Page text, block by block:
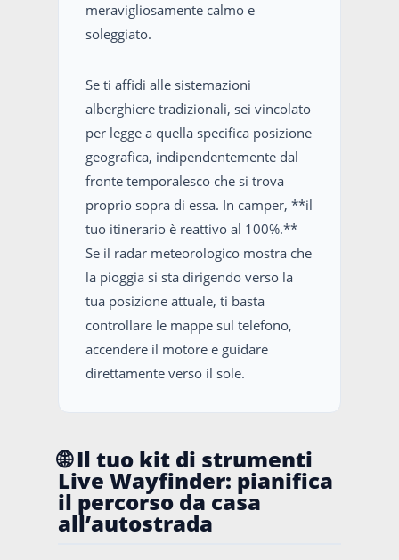
meravigliosamente calmo e
soleggiato.
Se ti affidi alle sistemazioni
alberghiere tradizionali, sei vincolato
per legge a quella specifica posizione
geografica, indipendentemente dal
fronte temporalesco che si trova
proprio sopra di essa. In camper, **il
tuo itinerario è reattivo al 100%.**
Se il radar meteorologico mostra che
la pioggia si sta dirigendo verso la
tua posizione attuale, ti basta
controllare le mappe sul telefono,
accendere il motore e guidare
direttamente verso il sole.
🌐 Il tuo kit di strumenti
Live Wayfinder: pianifica
il percorso da casa
all’autostrada